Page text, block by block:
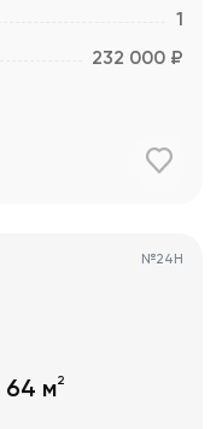
1
232 000 ₽
№24Н
64 м2